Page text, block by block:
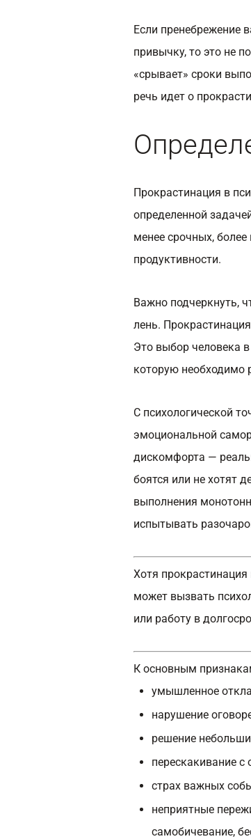
Если пренебрежение
привычку, то это не
«срывает» сроки
речь идет о
Прокрастинация в
определенной
менее срочных,
продуктивности.
Важно подчеркнуть,
лень.
Это выбор человека
которую необходимо
С психологической
эмоциональной
дискомфорта —
боятся или не хотят
выполнения
испытывать
Хотя прокрастинация
может вызвать
или работу в
К основным
умышленное
нарушение
решение
перескакивание с
страх важных
неприятные
самобичевание,